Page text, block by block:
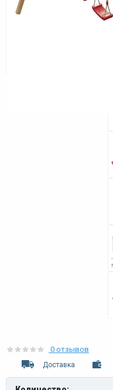
0 отзывов
Доставка